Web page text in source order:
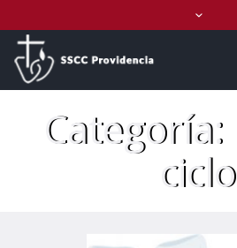
Categoría:
ciclo